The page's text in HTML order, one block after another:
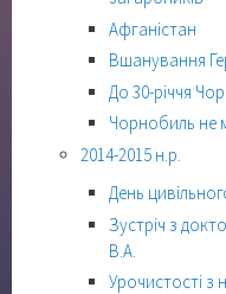
Афганістан
Вшанування
До 30-річчя
Чорнобиль не
2014-2015 н.р.
День
Зустріч з
В.А.
Урочистості з